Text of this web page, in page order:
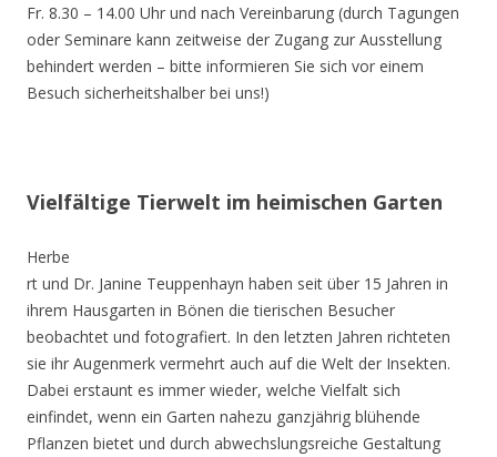
Fr. 8.30 – 14.00 Uhr und nach Vereinbarung (durch Tagungen
oder Seminare kann zeitweise der Zugang zur Ausstellung
behindert werden – bitte informieren Sie sich vor einem
Besuch sicherheitshalber bei uns!)
Vielfältige Tierwelt im heimischen Garten
Herbe
rt und Dr. Janine Teuppenhayn haben seit über 15 Jahren in
ihrem Hausgarten in Bönen die tierischen Besucher
beobachtet und fotografiert. In den letzten Jahren richteten
sie ihr Augenmerk vermehrt auch auf die Welt der Insekten.
Dabei erstaunt es immer wieder, welche Vielfalt sich
einfindet, wenn ein Garten nahezu ganzjährig blühende
Pflanzen bietet und durch abwechslungsreiche Gestaltung